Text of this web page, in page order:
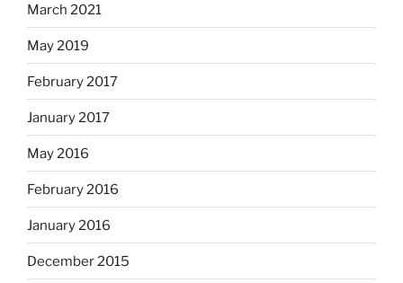
March 2021
May 2019
February 2017
January 2017
May 2016
February 2016
January 2016
December 2015